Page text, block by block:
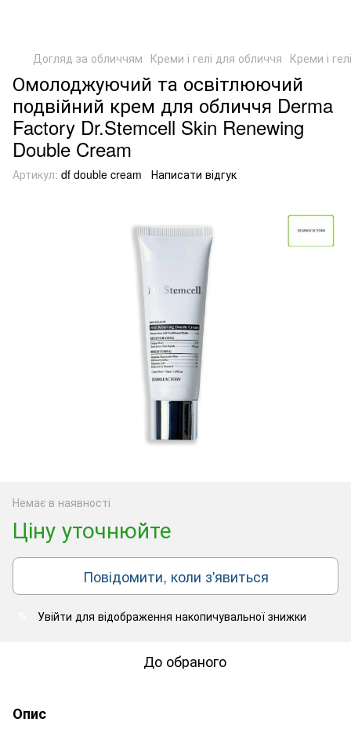
Догляд за обличчям Креми і гелі для обличчя Креми і
Омолоджуючий та освітлюючий
подвійний крем для обличчя Derma
Factory Dr.Stemcell Skin Renewing
Double Cream
Артикул: df double cream Написати відгук
Немає в наявності
Ціну уточнюйте
Повідомити, коли з'явиться
Увійти для відображення накопичувальної знижки
До обраного
Опис